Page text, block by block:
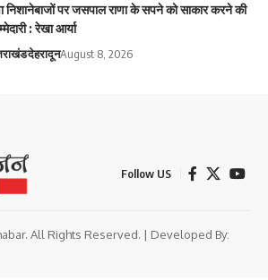
निशानेबाजों पर जसपाल राणा के सपने को साकार करने की
: रेखा आर्या
देहरादूनAugust 8, 2026
Follow US
All Rights Reserved. | Developed By: